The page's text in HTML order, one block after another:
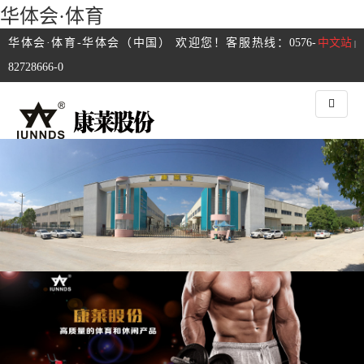
华体会·体育
中文站 |
华体会·体育-华体会（中国） 欢迎您！客服热线：0576-
82728666-0